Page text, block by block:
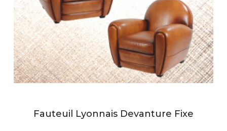
Fauteuil Lyonnais Devanture Fixe